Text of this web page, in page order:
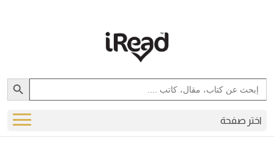
Search
for:
Search Button
اختر صفحة